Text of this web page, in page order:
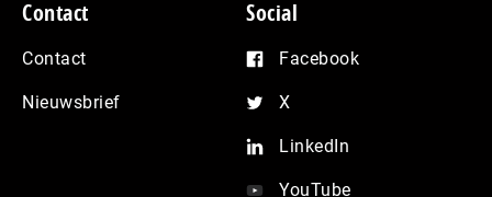
Contact
Contact
Nieuwsbrief
Social
Facebook
X
LinkedIn
YouTube